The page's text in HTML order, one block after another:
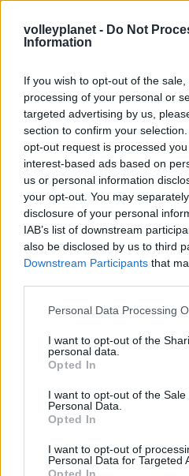
volleyplanet - Do Not
Information
If you wish to opt-out of the
processing of your personal or
targeted advertising by us,
section to confirm your
opt-out request is processed
interest-based ads based on
us or personal information
your opt-out. You may
disclosure of your personal
IAB’s list of downstream
also be disclosed by us to third
Downstream Participants that
Please note that this website/
not limited to your visit or usage
grant or deny consent to
use your data for below
consent section.
Personal Data Processing
I want to opt-out of the
personal data.
Opted In
I want to opt-out of the Sale
Personal Data.
Opted In
I want to opt-out of
Personal Data for Targeted
Opted In